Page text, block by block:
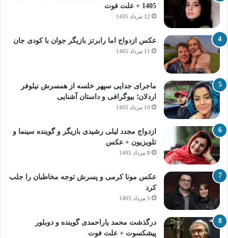
1405 + علت فوت
12 مرداد 1405
عکس ازدواج اما رابرتز بازیگر جوان با کودی جان
11 مرداد 1405
ماجرای جدایی سپهر خلسه از همسرش نیلوفر
اردلان؛ بیوگرافی و داستان آشنایی
10 مرداد 1405
ازدواج مجدد لیلی رشیدی بازیگر و گوینده سینما و
تلویزیون + عکس
8 مرداد 1405
عکس مونا کرمی و پسرش توجه مخاطبان را جلب
کرد
5 مرداد 1405
درگذشت محمد یاراحمدی گوینده و دوبلور
پیشکسوت + علت فوت